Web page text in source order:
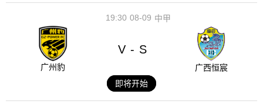
08-09
19:30 中甲
广州豹
V - S
广西恒宸
即将开始